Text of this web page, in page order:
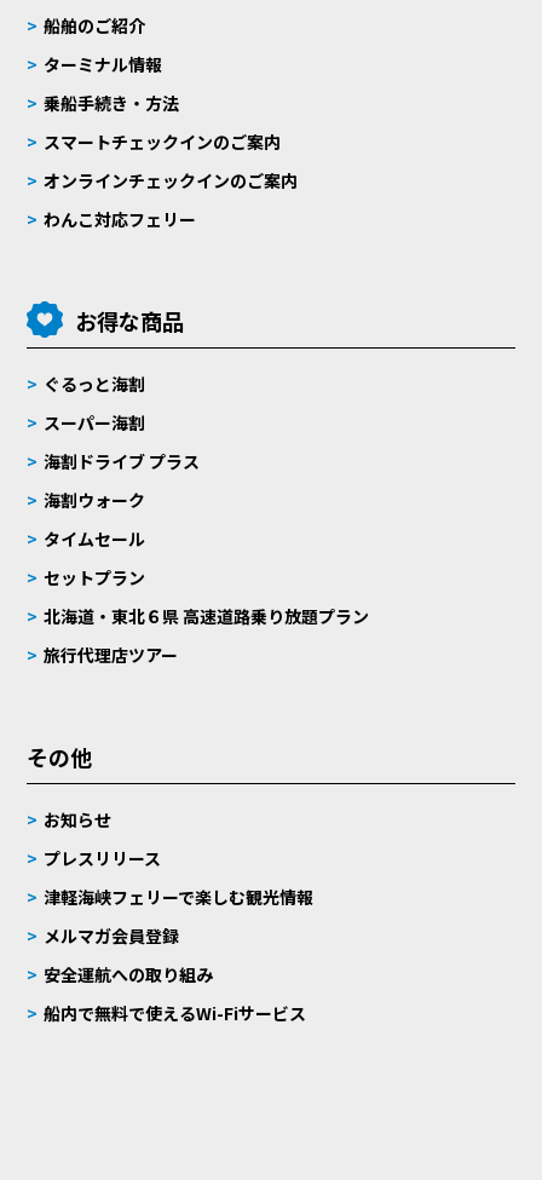
船舶のご紹介
ターミナル情報
乗船手続き・方法
スマートチェックインのご案内
オンラインチェックインのご案内
わんこ対応フェリー
お得な商品
ぐるっと海割
スーパー海割
海割ドライブ プラス
海割ウォーク
タイムセール
セットプラン
北海道・東北６県 高速道路乗り放題プラン
旅行代理店ツアー
その他
お知らせ
プレスリリース
津軽海峡フェリーで楽しむ観光情報
メルマガ会員登録
安全運航への取り組み
船内で無料で使えるWi-Fiサービス